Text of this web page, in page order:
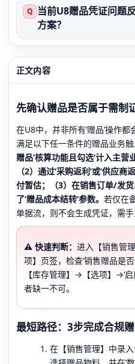
Q 当前U8赠品凭证问题
方案？
正文内容
先确认赠品是否属于需制
在U8中，并非所有‘赠品’操作
满足以下任一条件的赠品业务触
赠品’核算功能且勾选‘计入主营
（2）通过‘采购返利’或‘供应
付暂估；（3）在销售订单/发货
了‘赠品成本结转’参数。 若仅在
单据流，则不会生成凭证，需手
⚠️ 快速判断： 进入【销售管
项】页签，检查‘销售赠品是
【库存管理】→【选项】→‘
者缺一不可。
最短路径：3步完成合规
在【销售管理】中录入